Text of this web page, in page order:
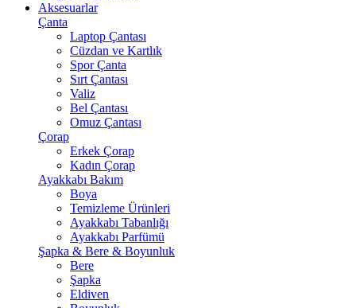
Aksesuarlar
Çanta
Laptop Çantası
Cüzdan ve Kartlık
Spor Çanta
Sırt Çantası
Valiz
Bel Çantası
Omuz Çantası
Çorap
Erkek Çorap
Kadın Çorap
Ayakkabı Bakım
Boya
Temizleme Ürünleri
Ayakkabı Tabanlığı
Ayakkabı Parfümü
Şapka & Bere & Boyunluk
Bere
Şapka
Eldiven